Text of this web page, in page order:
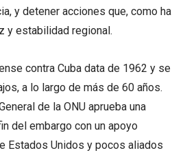
y detener acciones que, como ha
y estabilidad regional.
contra Cuba data de 1962 y se
a lo largo de más de 60 años.
de la ONU aprueba una
del embargo con un apoyo
Estados Unidos y pocos aliados